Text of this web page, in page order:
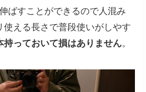
ばすことができるので人混み
使える長さで普段使いがしやす
持っておいて損はありません。